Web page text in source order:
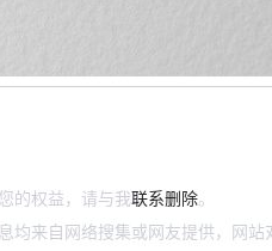
的权益，请与我联系删除。
均来自网络搜集或网友提供，网